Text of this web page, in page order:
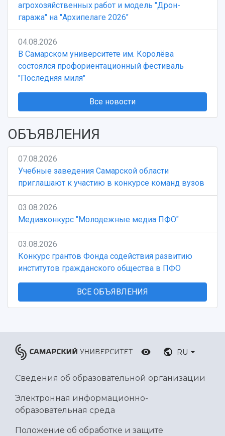
агрохозяйственных работ и модель "Дрон-
гаража" на "Архипелаге 2026"
04.08.2026
В Самарском университете им. Королёва
состоялся профориентационный фестиваль
"Последняя миля"
Все новости
ОБЪЯВЛЕНИЯ
07.08.2026
Учебные заведения Самарской области
приглашают к участию в конкурсе команд вузов
03.08.2026
Медиаконкурс "Молодежные медиа ПФО"
03.08.2026
Конкурс грантов Фонда содействия развитию
институтов гражданского общества в ПФО
ВСЕ ОБЪЯВЛЕНИЯ
RU
Сведения об образовательной организации
Электронная информационно-
образовательная среда
Положение об обработке и защите